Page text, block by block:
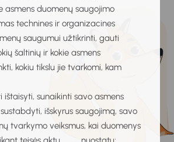
asmens duomenų saugojimo
technines ir organizacines
saugumui užtikrinti, gauti
šaltinių ir kokie asmens
kokiu tikslu jie tvarkomi, kam
ištaisyti, sunaikinti savo asmens
išskyrus saugojimą, savo
tvarkymo veiksmus, kai duomenys